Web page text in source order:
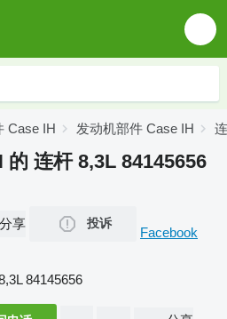
Case IH 发动机部件 Case IH
连杆 8,3L 84145656
分享 投诉
Facebook
84145656